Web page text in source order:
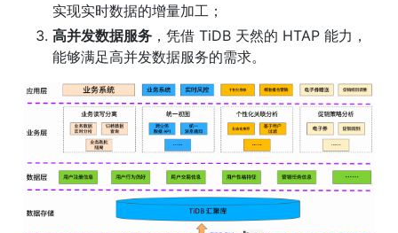
实现实时数据的增量加工；
高并发数据服务 ，凭借 TiDB 天然的 HTAP 能力，
能够满足高并发数据服务的需求。